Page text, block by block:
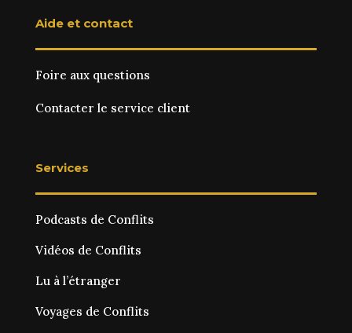
Aide et contact
Foire aux questions
Contacter le service client
Services
Podcasts de Conflits
Vidéos de Conflits
Lu à l’étranger
Voyages de Conflits